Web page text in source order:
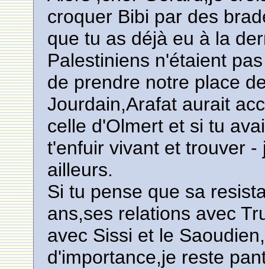
croquer Bibi par des
que tu as déjà eu à la
Palestiniens n'étaient
de prendre notre place
Jourdain,Arafat aurait
celle d'Olmert et si tu
t'enfuir vivant et trouver
ailleurs.
Si tu pense que sa
ans,ses relations avec
avec Sissi et le
d'importance,je reste